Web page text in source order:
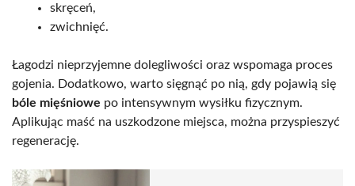
skręceń,
zwichnięć.
Łagodzi nieprzyjemne dolegliwości oraz wspomaga proces
gojenia. Dodatkowo, warto sięgnąć po nią, gdy pojawią się
bóle mięśniowe po intensywnym wysiłku fizycznym.
Aplikując maść na uszkodzone miejsca, można przyspieszyć
regenerację.